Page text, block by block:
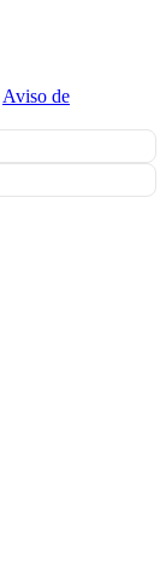
Aviso de